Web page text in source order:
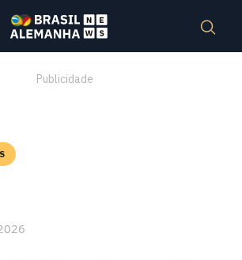
Publicidade